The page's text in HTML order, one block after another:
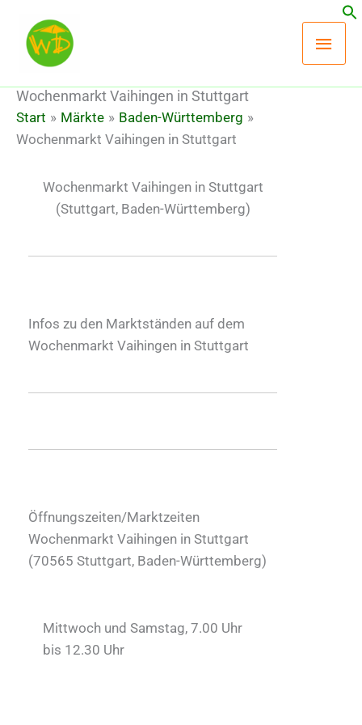
Inhalt
springen
Wochenmarkt Vaihingen in Stuttgart
Start Märkte
Baden-Württemberg
Wochenmarkt Vaihingen in Stuttgart
Wochenmarkt Vaihingen in Stuttgart
(Stuttgart, Baden-Württemberg)
Infos zu den Marktständen auf dem
Wochenmarkt Vaihingen in Stuttgart
Öffnungszeiten/Marktzeiten
Wochenmarkt Vaihingen in Stuttgart
(70565 Stuttgart, Baden-Württemberg)
Mittwoch und Samstag, 7.00 Uhr
bis 12.30 Uhr